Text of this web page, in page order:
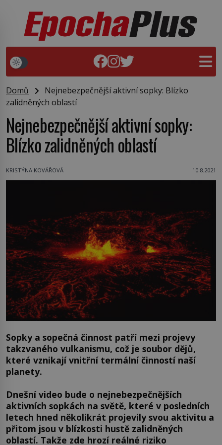
Domů
Nejnebezpečnější aktivní sopky: Blízko
zalidněných oblastí
Nejnebezpečnější aktivní sopky:
Blízko zalidněných oblastí
KRISTÝNA KOVÁŘOVÁ 10.8.2021
Sopky a sopečná činnost patří mezi projevy
takzvaného vulkanismu, což je soubor dějů,
které vznikají vnitřní termální činností naší
planety.
Dnešní video bude o nejnebezpečnějších
aktivních sopkách na světě, které v posledních
letech hned několikrát projevily svou aktivitu a
přitom jsou v blízkosti hustě zalidněných
oblastí. Takže zde hrozí reálné riziko